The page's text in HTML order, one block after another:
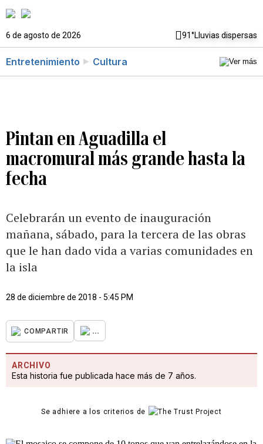
6 de agosto de 2026 91°Lluvias dispersas
Entretenimiento Cultura
Pintan en Aguadilla el
macromural más grande hasta la
fecha
Celebrarán un evento de inauguración
mañana, sábado, para la tercera de las obras
que le han dado vida a varias comunidades en
la isla
28 de diciembre de 2018 - 5:45 PM
COMPARTIR ...
ARCHIVO
Esta historia fue publicada hace más de 7 años.
Se adhiere a los criterios de